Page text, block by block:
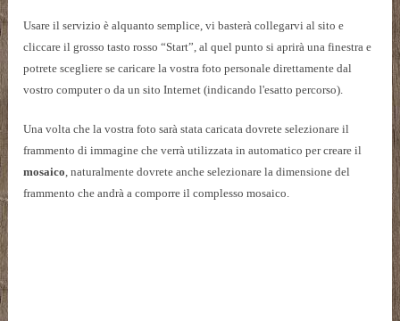
Usare il servizio è alquanto semplice, vi basterà collegarvi al sito e
cliccare il grosso tasto rosso “Start”, al quel punto si aprirà una finestra e
potrete scegliere se caricare la vostra foto personale direttamente dal
vostro computer o da un sito Internet (indicando l'esatto percorso).
Una volta che la vostra foto sarà stata caricata dovrete selezionare il
frammento di immagine che verrà utilizzata in automatico per creare il
mosaico, naturalmente dovrete anche selezionare la dimensione del
frammento che andrà a comporre il complesso mosaico.